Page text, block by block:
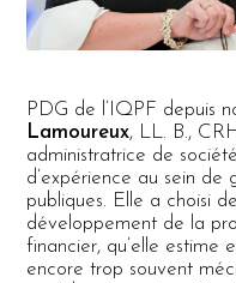
PDG de l’IQPF depuis
Lamoureux, LL. B.,
administratrice de
d’expérience au sein de
publiques. Elle a choisi
développement de la
financier, qu’elle estime
encore trop souvent